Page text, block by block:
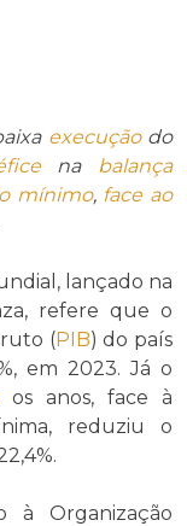
execuçãodo
na balança
mínimo, face ao
lançado na
refere que o
(PIB) do país
em 2023. Já o
os anos, face à
reduziu o
à Organização